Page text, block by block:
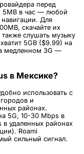
перед
5MB в час — любой
Для
скачайте их
слушать музыку
5GB ($9.99) на
медленном 3G —
в Мексике?
использовать с
и
районах.
5G, 10-30 Mbps в
в удаленных районах
Roami
сильный сигнал.